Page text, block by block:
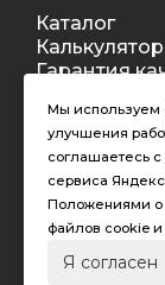
Каталог
Гарантия
Контакты
Способы
Условия
Таблица
Мы используем
улучшения
соглашаетесь
сервиса
Положениями о
файлов cookie
Я согласен